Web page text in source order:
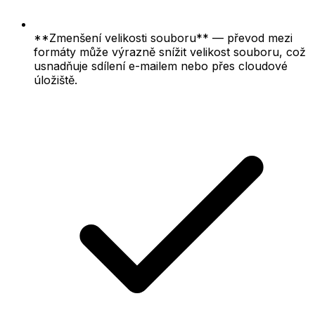
**Zmenšení velikosti souboru** — převod mezi
formáty může výrazně snížit velikost souboru, což
usnadňuje sdílení e-mailem nebo přes cloudové
úložiště.